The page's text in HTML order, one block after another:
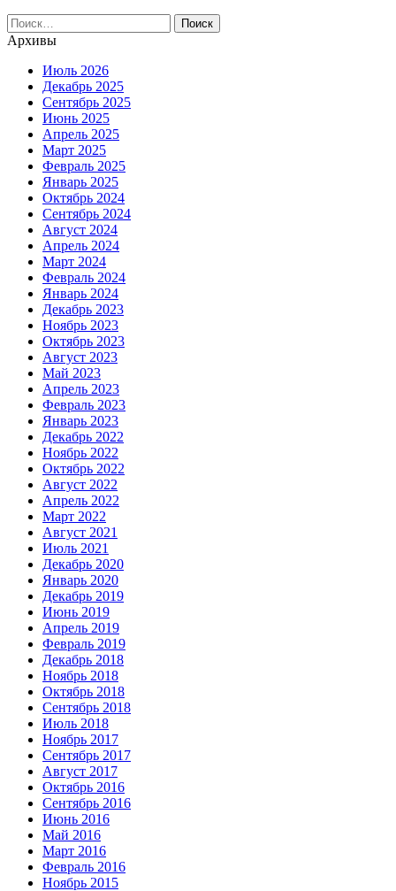
Найти:
Архивы
Июль 2026
Декабрь 2025
Сентябрь 2025
Июнь 2025
Апрель 2025
Март 2025
Февраль 2025
Январь 2025
Октябрь 2024
Сентябрь 2024
Август 2024
Апрель 2024
Март 2024
Февраль 2024
Январь 2024
Декабрь 2023
Ноябрь 2023
Октябрь 2023
Август 2023
Май 2023
Апрель 2023
Февраль 2023
Январь 2023
Декабрь 2022
Ноябрь 2022
Октябрь 2022
Август 2022
Апрель 2022
Март 2022
Август 2021
Июль 2021
Декабрь 2020
Январь 2020
Декабрь 2019
Июнь 2019
Апрель 2019
Февраль 2019
Декабрь 2018
Ноябрь 2018
Октябрь 2018
Сентябрь 2018
Июль 2018
Ноябрь 2017
Сентябрь 2017
Август 2017
Октябрь 2016
Сентябрь 2016
Июнь 2016
Май 2016
Март 2016
Февраль 2016
Ноябрь 2015